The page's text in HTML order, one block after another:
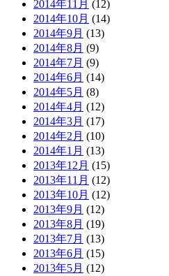
2014年11月 (12)
2014年10月 (14)
2014年9月 (13)
2014年8月 (9)
2014年7月 (9)
2014年6月 (14)
2014年5月 (8)
2014年4月 (12)
2014年3月 (17)
2014年2月 (10)
2014年1月 (13)
2013年12月 (15)
2013年11月 (12)
2013年10月 (12)
2013年9月 (12)
2013年8月 (19)
2013年7月 (13)
2013年6月 (15)
2013年5月 (12)